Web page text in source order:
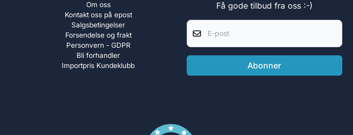
Om oss
Kontakt oss på epost
Salgsbetingelser
Forsendelse og frakt
Personvern - GDPR
Bli forhandler
Importpris Kundeklubb
Få gode tilbud fra oss :-)
Abonner